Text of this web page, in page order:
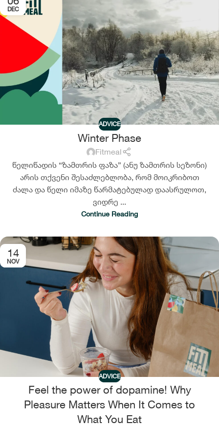
DEC
ADVICE
Winter Phase
Fitmeal
წელიწადის “ზამთრის ფაზა” (ანუ ზამთრის სეზონი)
არის თქვენი შესაძლებლობა, რომ მოიკრიბოთ
ძალა და წელი იმაზე წარმატებულად დაასრულოთ,
ვიდრე ...
Continue Reading
14
NOV
ADVICE
Feel the power of dopamine! Why
Pleasure Matters When It Comes to
What You Eat